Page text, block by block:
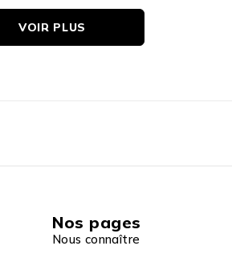
VOIR PLUS
Nos pages
Nous connaître